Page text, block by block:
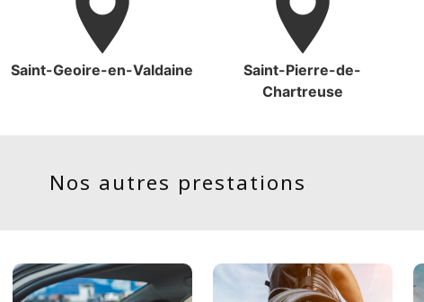
Saint-Geoire-en-Valdaine
Saint-Pierre-de-
Chartreuse
Nos autres prestations